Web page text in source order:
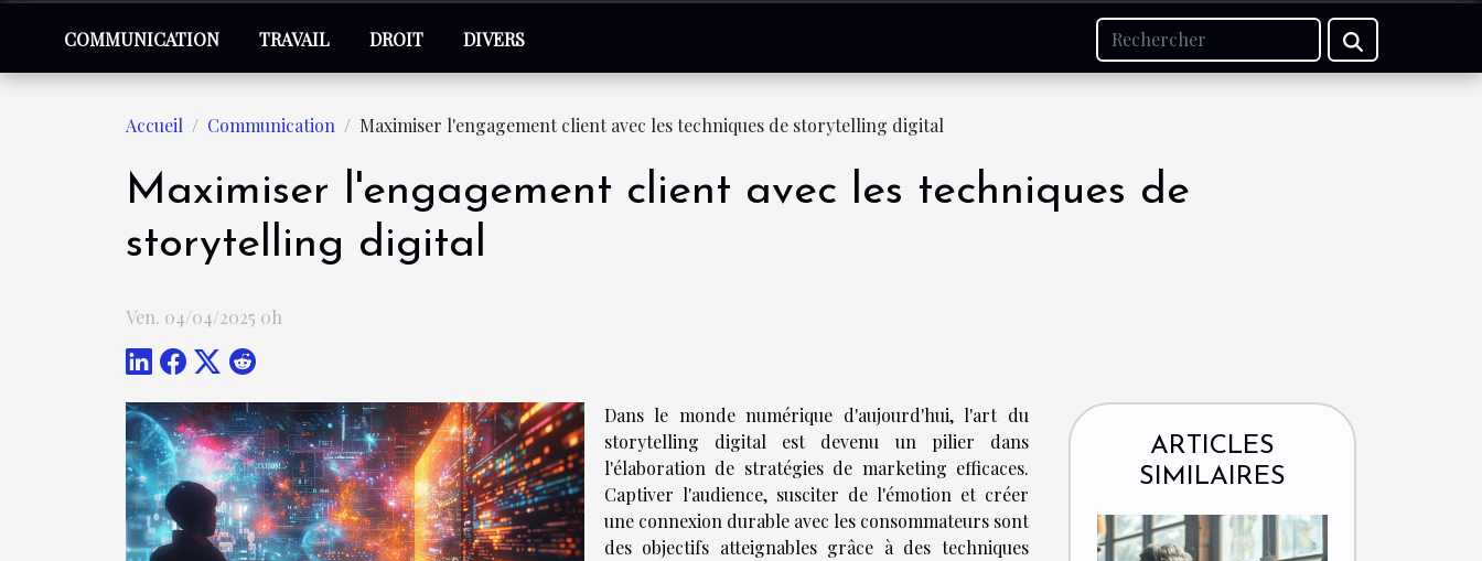
COMMUNICATION TRAVAIL DROIT DIVERS
Accueil Communication Maximiser l'engagement client avec les techniques de storytelling digital
Maximiser l'engagement client avec les techniques de
storytelling digital
Ven. 04/04/2025 0h
Dans le monde numérique d'aujourd'hui, l'art du
storytelling digital est devenu un pilier dans
l'élaboration de stratégies de marketing efficaces.
Captiver l'audience, susciter de l'émotion et créer
une connexion durable avec les consommateurs sont
des objectifs atteignables grâce à des techniques
ARTICLES
SIMILAIRES